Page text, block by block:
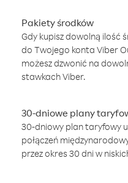
Pakiety środków
Gdy kupisz dowolną ilość
do Twojego konta Viber
możesz dzwonić na
stawkach Viber.
30-dniowe plany
30-dniowy plan taryfowy
połączeń
przez okres 30 dni w